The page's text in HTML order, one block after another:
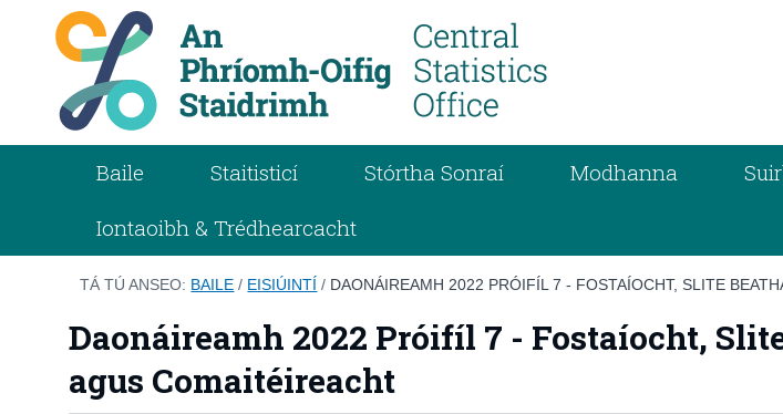
Baile Staitisticí Stórtha Sonraí Modhanna
Iontaoibh & Trédhearcacht
TÁ TÚ ANSEO: BAILE / EISIÚINTÍ / DAONÁIREAMH 2022 PRÓIFÍL 7 - FOSTAÍOCHT, SLITE
Daonáireamh 2022 Próifíl 7 - Fostaíocht,
agus Comaitéireacht